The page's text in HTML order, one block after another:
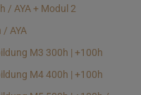
/ AYA + Modul 2
AYA
M3 300h | +100h
M4 400h | +100h